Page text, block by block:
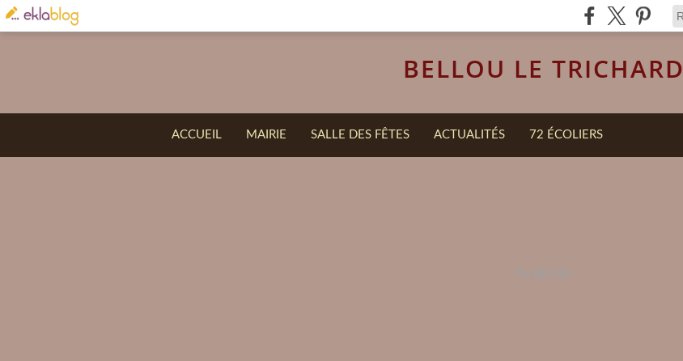
BELLOU LE TRICHARD
ACCUEIL MAIRIE SALLE DES FÊTES ACTUALITÉS 72 ÉCOLIERS